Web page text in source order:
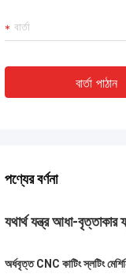
বার্তা পাঠান
পণ্যের বর্ণনা
যথার্থ যন্ত্র আধা-
অর্ধবৃত্ত CNC কাটিং স্লটিং